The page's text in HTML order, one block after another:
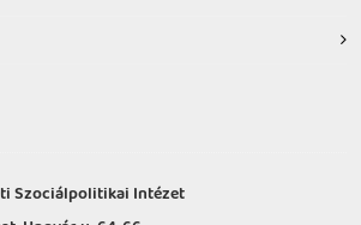
Szociálpolitikai Intézet